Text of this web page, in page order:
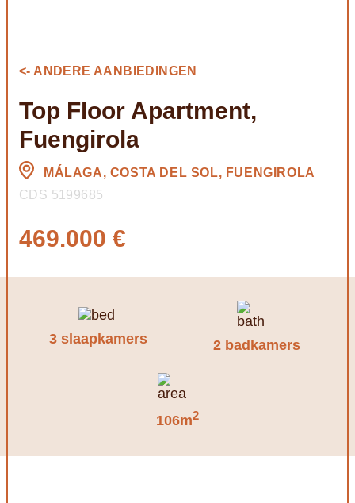
<- ANDERE AANBIEDINGEN
Top Floor Apartment,
Fuengirola
MÁLAGA, COSTA DEL SOL, FUENGIROLA
CDS 5199685
469.000 €
3 slaapkamers 2 badkamers
106m2